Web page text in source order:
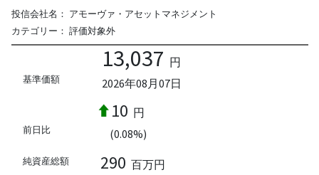
投信会社名： アモーヴァ・アセットマネジメント
カテゴリー： 評価対象外
基準価額
13,037 円
2026年08月07日
前日比
10 円
(0.08%)
純資産総額 290 百万円